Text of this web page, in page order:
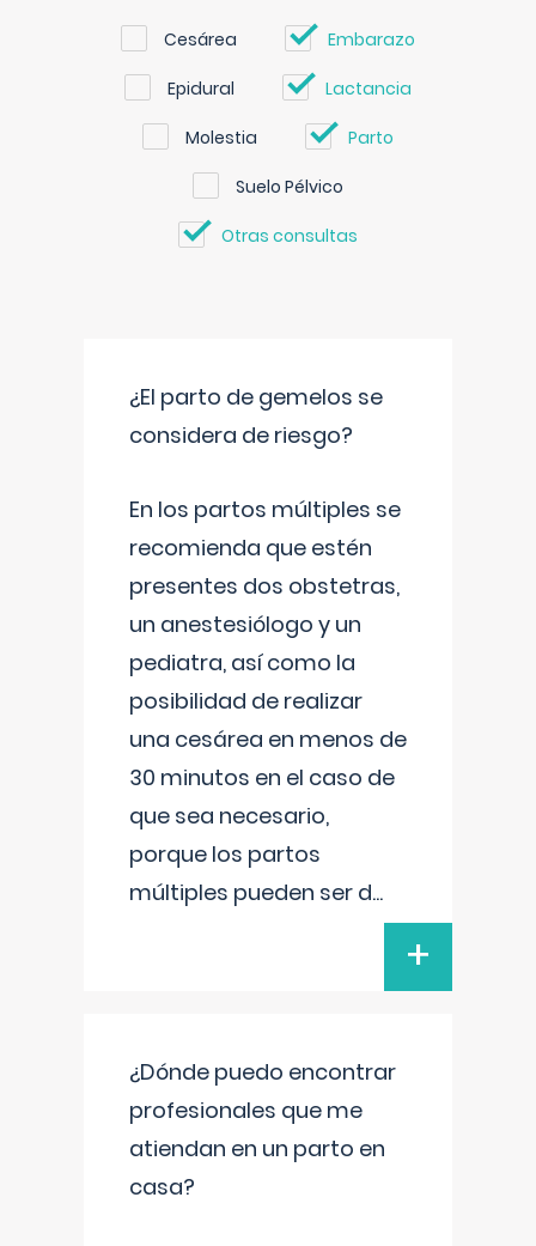
Cesárea Embarazo
Epidural Lactancia
Molestia Parto
Suelo Pélvico
Otras consultas
¿El parto de gemelos se
considera de riesgo?
En los partos múltiples se
recomienda que estén
presentes dos obstetras,
un anestesiólogo y un
pediatra, así como la
posibilidad de realizar
una cesárea en menos de
30 minutos en el caso de
que sea necesario,
porque los partos
múltiples pueden ser d...
+
¿Dónde puedo encontrar
profesionales que me
atiendan en un parto en
casa?